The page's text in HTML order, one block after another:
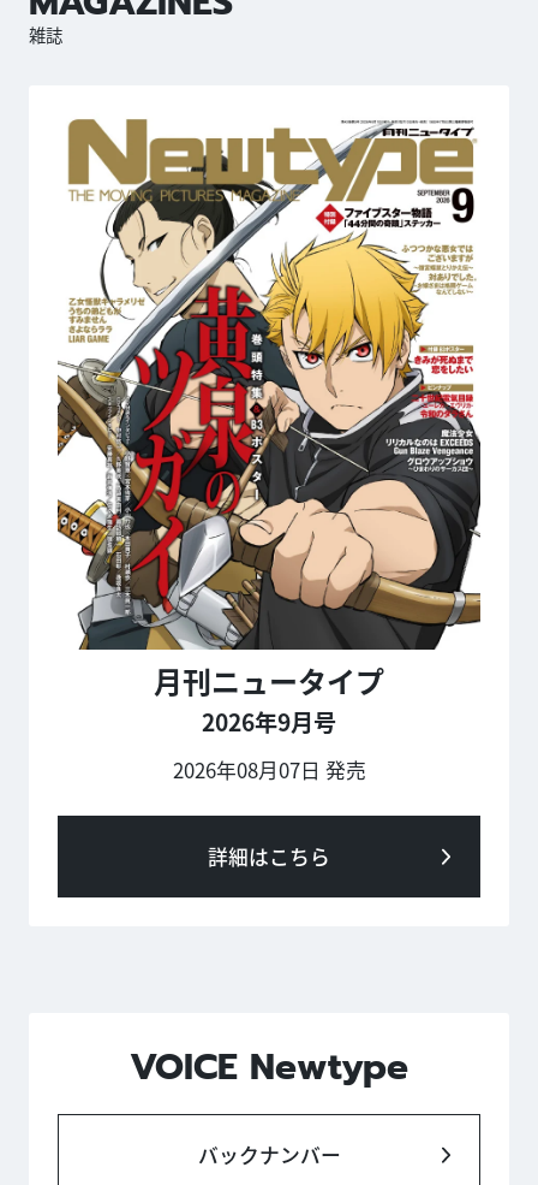
雑誌
月刊ニュータイプ
2026年9月号
2026年08月07日 発売
詳細はこちら
VOICE Newtype
バックナンバー